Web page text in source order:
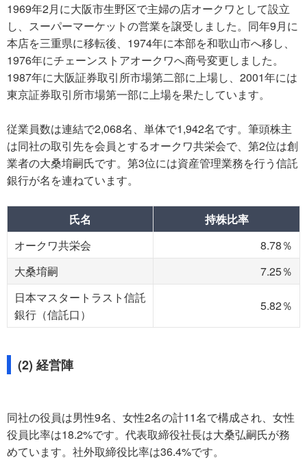
1969年2月に大阪市生野区で主婦の店オークワとして設立
し、スーパーマーケットの営業を譲受しました。同年9月に
本店を三重県に移転後、1974年に本部を和歌山市へ移し、
1976年にチェーンストアオークワへ商号変更しました。
1987年に大阪証券取引所市場第二部に上場し、2001年には
東京証券取引所市場第一部に上場を果たしています。
従業員数は連結で2,068名、単体で1,942名です。筆頭株主
は同社の取引先を会員とするオークワ共栄会で、第2位は創
業者の大桑堉嗣氏です。第3位には資産管理業務を行う信託
銀行が名を連ねています。
氏名
持株比率
オークワ共栄会
8.78％
大桑堉嗣
7.25％
日本マスタートラスト信託
銀行（信託口）
5.82％
(2) 経営陣
同社の役員は男性9名、女性2名の計11名で構成され、女性
役員比率は18.2%です。代表取締役社長は大桑弘嗣氏が務
めています。社外取締役比率は36.4%です。